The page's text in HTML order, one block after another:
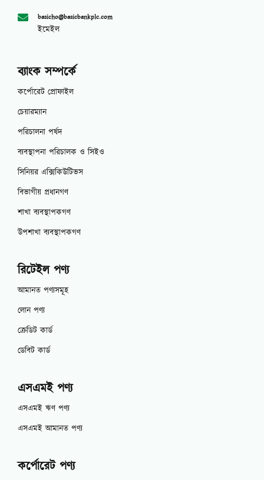
basicho@basicbankplc.com
ইমেইল
ব্যাংক সম্পর্কে
কর্পোরেট প্রোফাইল
চেয়ারম্যান
পরিচালনা পর্ষদ
ব্যবস্থাপনা পরিচালক ও সিইও
সিনিয়র এক্সিকিউটিভস
বিভাগীয় প্রধানগণ
শাখা ব্যবস্থাপকগণ
উপশাখা ব্যবস্থাপকগণ
রিটেইল পণ্য
আমানত পণ্যসমূহ
লোন পণ্য
ক্রেডিট কার্ড
ডেবিট কার্ড
এসএমই পণ্য
এসএমই ঋণ পণ্য
এসএমই আমানত পণ্য
কর্পোরেট পণ্য